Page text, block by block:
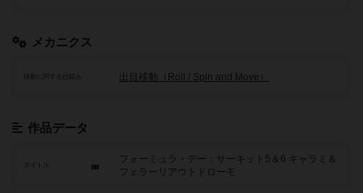
メカニクス
移動に関する仕組み 出目移動（Roll / Spin and Move）
作品データ
タイトル
フォーミュラ・デー：サーキット5＆6 キャラミ＆
フェラーリアウトドローモ